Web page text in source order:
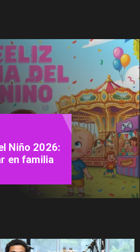
que explora
líderes de